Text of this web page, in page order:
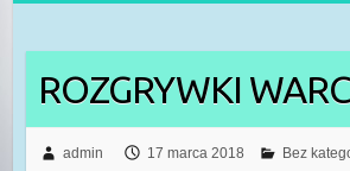
ROZGRYWKI
admin 17 marca 2018 Bez